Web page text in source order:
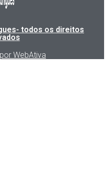
todos os direitos
WebAtiva